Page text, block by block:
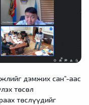
дэмжих сан”-аас
төсөл
төслүүдийг